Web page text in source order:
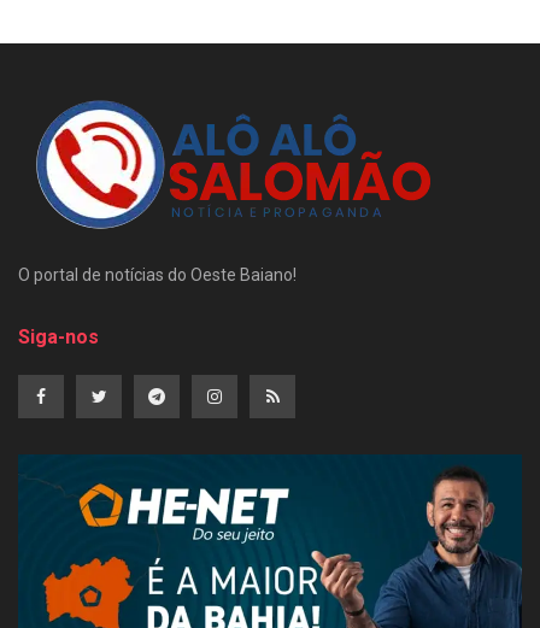
O portal de notícias do Oeste Baiano!
Siga-nos